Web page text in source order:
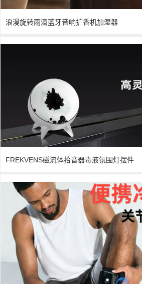
浪漫旋转雨滴蓝牙音响扩香机加湿器
FREKVENS磁流体拾音器毒液氛围灯摆件